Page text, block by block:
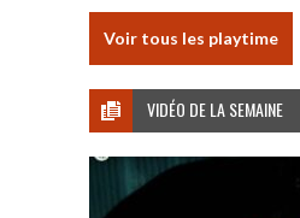
Voir tous les playtime
VIDÉO DE LA SEMAINE